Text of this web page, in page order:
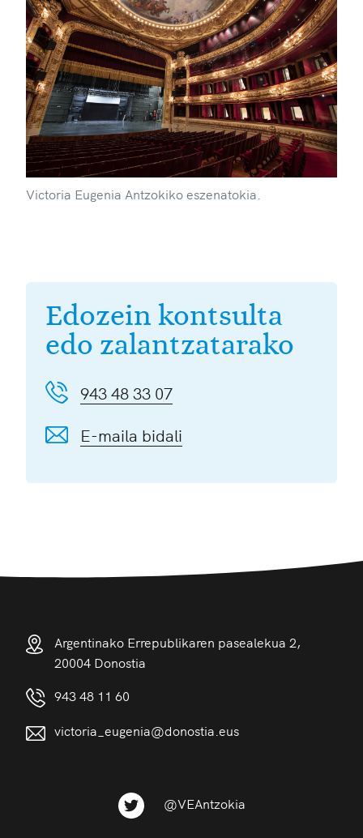
Victoria Eugenia Antzokiko eszenatokia.
Edozein kontsulta
edo zalantzatarako
943 48 33 07
E-maila bidali
Argentinako Errepublikaren pasealekua 2,
20004 Donostia
943 48 11 60
victoria_eugenia@donostia.eus
@VEAntzokia